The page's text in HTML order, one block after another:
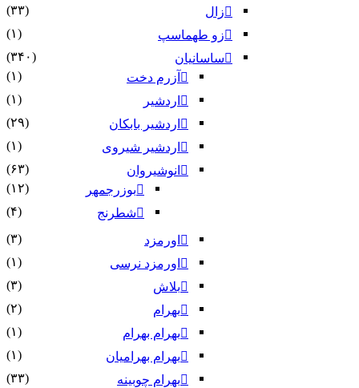
زال
(۳۳)
زو طهماسپ‏
(۱)
ساسانیان
(۳۴۰)
آزرم دخت
(۱)
اردشیر
(۱)
اردشیر بابکان
(۲۹)
اردشیر شیروی
(۱)
انوشیروان
(۶۳)
بوزرجمهر
(۱۲)
شطرنج
(۴)
اورمزد
(۳)
اورمزد نرسى‏
(۱)
بلاش
(۳)
بهرام
(۲)
بهرام بهرام
(۱)
بهرام بهرامیان‏
(۱)
بهرام چوبینه
(۳۳)